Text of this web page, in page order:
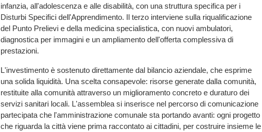
infanzia, all'adolescenza e alle disabilità, con una struttura specifica per i
Disturbi Specifici dell'Apprendimento. Il terzo interviene sulla riqualificazione
del Punto Prelievi e della medicina specialistica, con nuovi ambulatori,
diagnostica per immagini e un ampliamento dell'offerta complessiva di
prestazioni.
L'investimento è sostenuto direttamente dal bilancio aziendale, che esprime
una solida liquidità. Una scelta consapevole: risorse generate dalla comunità,
restituite alla comunità attraverso un miglioramento concreto e duraturo dei
servizi sanitari locali. L'assemblea si inserisce nel percorso di comunicazione
partecipata che l'amministrazione comunale sta portando avanti: ogni progetto
che riguarda la città viene prima raccontato ai cittadini, per costruire insieme le